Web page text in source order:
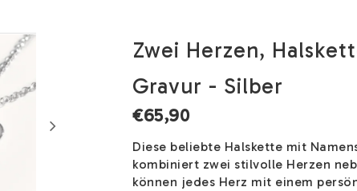
Zwei Herzen,
Gravur - Silber
€65,90
Diese beliebte Halskette mit
kombiniert zwei stilvolle Herzen
können jedes Herz mit einem